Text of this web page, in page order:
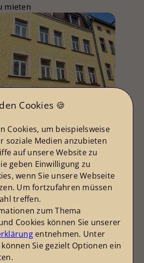
mieten
67 m²
(Saale)
mieten
Cookies 🍪
Cookies, um beispielsweise
soziale Medien anzubieten
auf unsere Website zu
geben Einwilligung zu
wenn Sie unsere Webseite
Um fortzufahren müssen
treffen.
zum Thema
Cookies können Sie unserer
entnehmen. Unter
Sie gezielt Optionen ein